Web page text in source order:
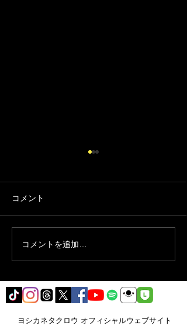
2020
コメント
コメントを追加…
ヨシカネタクロウ オフィシャルウェブサイト​